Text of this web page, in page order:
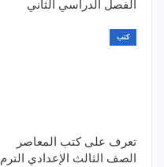
الفصل الدراسي الثاني
كتب
تعرف على كتب المعاصر
الصف الثالث الإعدادي الترم